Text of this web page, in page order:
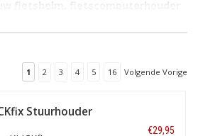
reservefietsband en
voor dames en heren op deze
fietsuitrusting speciaal voor
1 2 3 4 5 16 Volgende Vorige
Stuurhouder
€29,95